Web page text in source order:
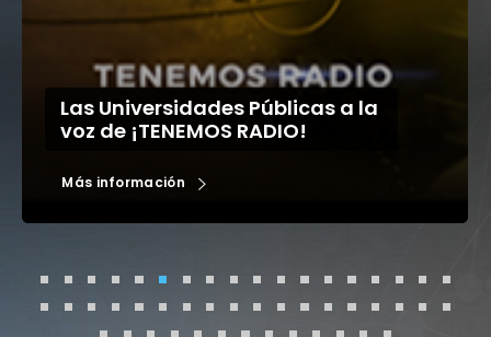
Universidades Públicas a la
de ¡TENEMOS RADIO!
información